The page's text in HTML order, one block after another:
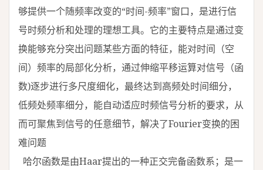
够提供一个随频率改变的“时间-频率”窗口，是进行信
号时频分析和处理的理想工具。它的主要特点是通过变
换能够充分突出问题某些方面的特征，能对时间（空
间）频率的局部化分析，通过伸缩平移运算对信号（函
数)逐步进行多尺度细化，最终达到高频处时间细分，
低频处频率细分，能自动适应时频信号分析的要求，从
而可聚焦到信号的任意细节，解决了Fourier变换的困
难问题
哈尔函数是由Haar提出的一种正交完备函数系；是一